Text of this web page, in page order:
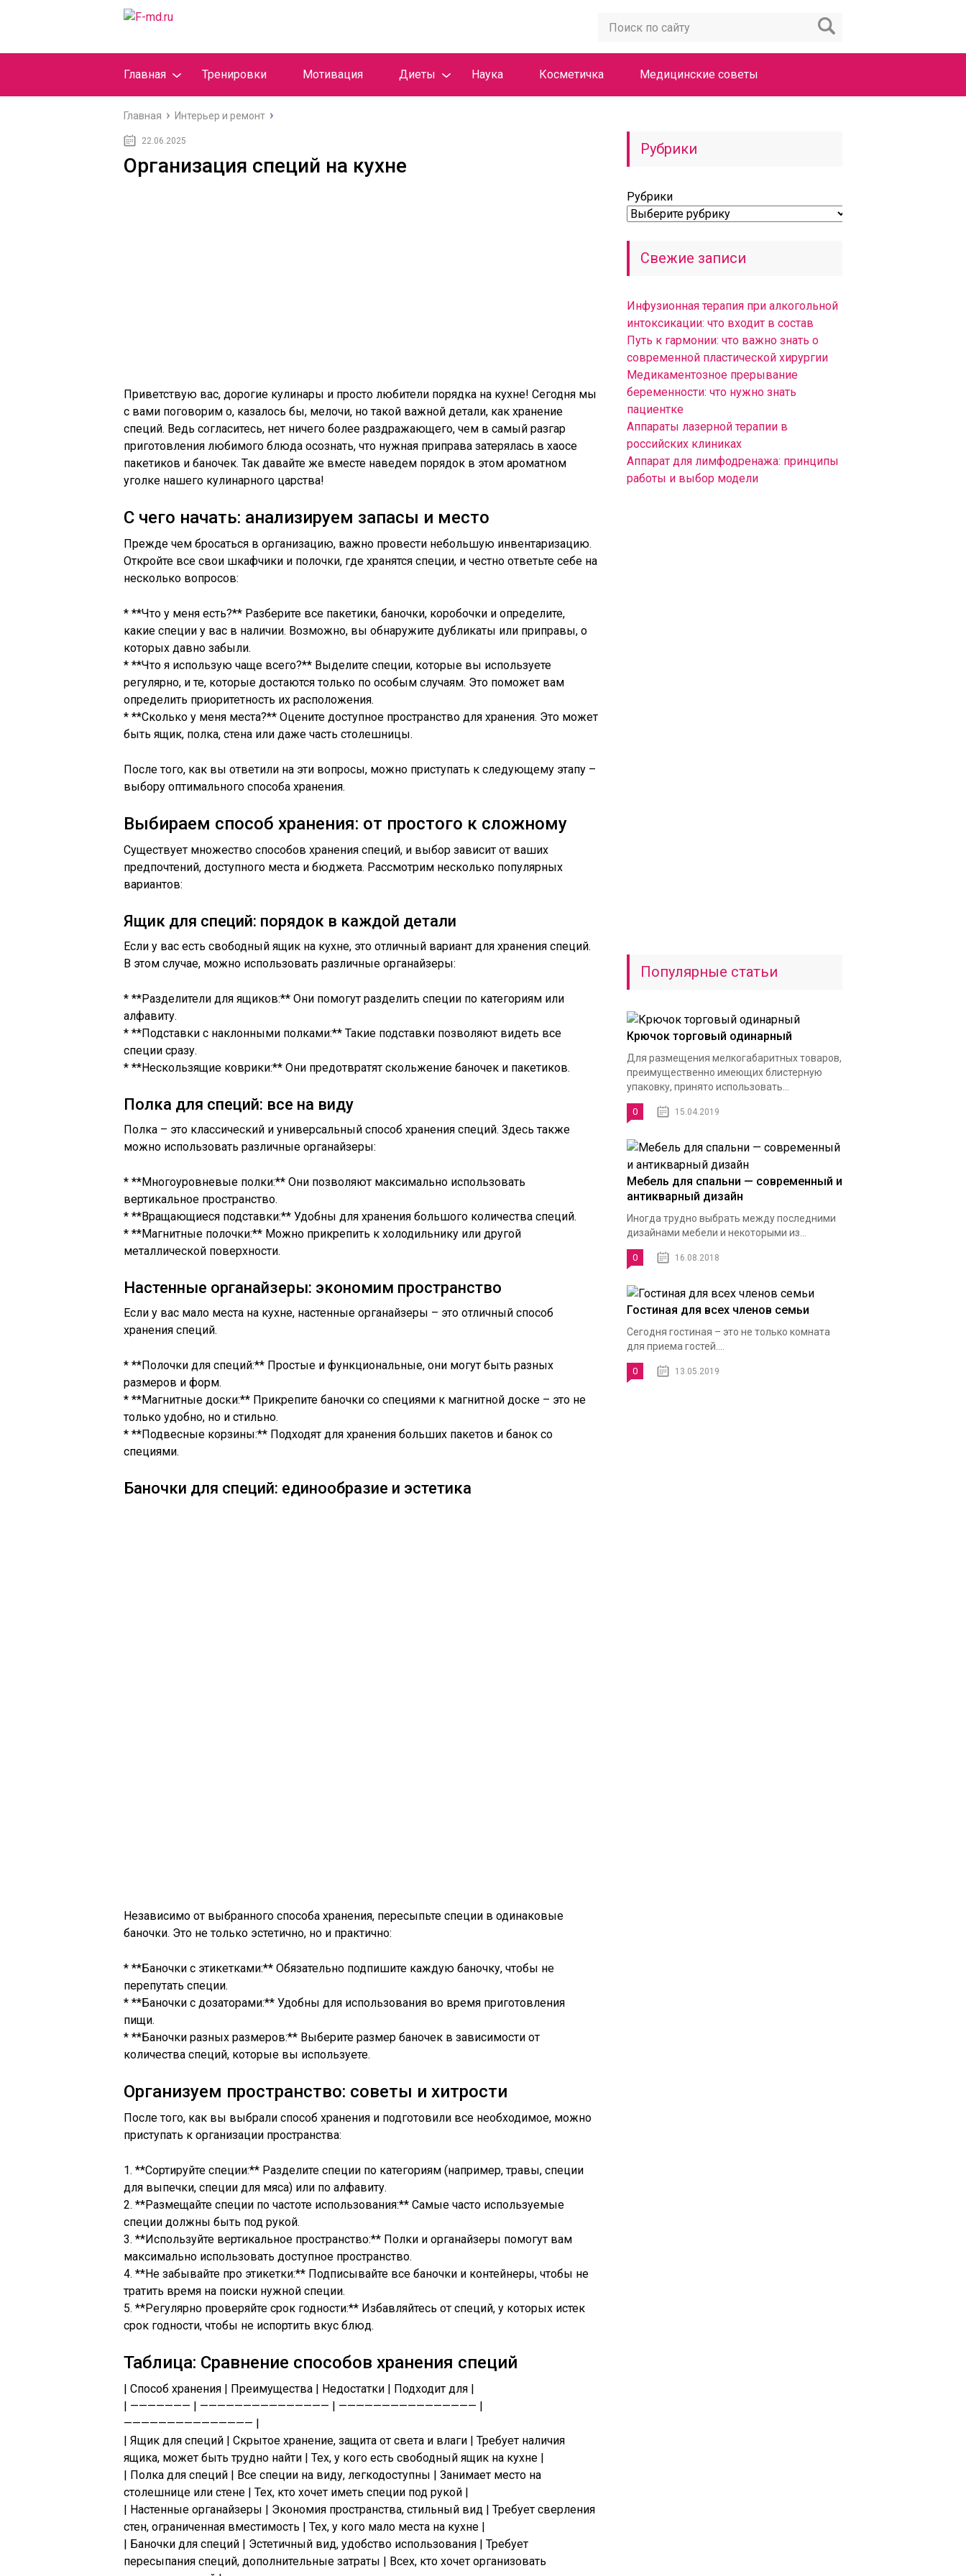
Главная Тренировки Мотивация Диеты Наука Косметичка Медицинские советы
Главная Интерьер и ремонт
22.06.2025
Организация специй на кухне
Приветствую вас, дорогие кулинары и просто любители порядка на кухне! Сегодня мы
с вами поговорим о, казалось бы, мелочи, но такой важной детали, как хранение
специй. Ведь согласитесь, нет ничего более раздражающего, чем в самый разгар
приготовления любимого блюда осознать, что нужная приправа затерялась в хаосе
пакетиков и баночек. Так давайте же вместе наведем порядок в этом ароматном
уголке нашего кулинарного царства!
С чего начать: анализируем запасы и место
Прежде чем бросаться в организацию, важно провести небольшую инвентаризацию.
Откройте все свои шкафчики и полочки, где хранятся специи, и честно ответьте себе на
несколько вопросов:
* **Что у меня есть?** Разберите все пакетики, баночки, коробочки и определите,
какие специи у вас в наличии. Возможно, вы обнаружите дубликаты или приправы, о
которых давно забыли.
* **Что я использую чаще всего?** Выделите специи, которые вы используете
регулярно, и те, которые достаются только по особым случаям. Это поможет вам
определить приоритетность их расположения.
* **Сколько у меня места?** Оцените доступное пространство для хранения. Это может
быть ящик, полка, стена или даже часть столешницы.
После того, как вы ответили на эти вопросы, можно приступать к следующему этапу –
выбору оптимального способа хранения.
Выбираем способ хранения: от простого к сложному
Существует множество способов хранения специй, и выбор зависит от ваших
предпочтений, доступного места и бюджета. Рассмотрим несколько популярных
вариантов:
Ящик для специй: порядок в каждой детали
Если у вас есть свободный ящик на кухне, это отличный вариант для хранения специй.
В этом случае, можно использовать различные органайзеры:
* **Разделители для ящиков:** Они помогут разделить специи по категориям или
алфавиту.
* **Подставки с наклонными полками:** Такие подставки позволяют видеть все
специи сразу.
* **Нескользящие коврики:** Они предотвратят скольжение баночек и пакетиков.
Полка для специй: все на виду
Полка – это классический и универсальный способ хранения специй. Здесь также
можно использовать различные органайзеры:
* **Многоуровневые полки:** Они позволяют максимально использовать
вертикальное пространство.
* **Вращающиеся подставки:** Удобны для хранения большого количества специй.
* **Магнитные полочки:** Можно прикрепить к холодильнику или другой
металлической поверхности.
Настенные органайзеры: экономим пространство
Если у вас мало места на кухне, настенные органайзеры – это отличный способ
хранения специй.
* **Полочки для специй:** Простые и функциональные, они могут быть разных
размеров и форм.
* **Магнитные доски:** Прикрепите баночки со специями к магнитной доске – это не
только удобно, но и стильно.
* **Подвесные корзины:** Подходят для хранения больших пакетов и банок со
специями.
Баночки для специй: единообразие и эстетика
Независимо от выбранного способа хранения, пересыпьте специи в одинаковые
баночки. Это не только эстетично, но и практично:
* **Баночки с этикетками:** Обязательно подпишите каждую баночку, чтобы не
перепутать специи.
* **Баночки с дозаторами:** Удобны для использования во время приготовления
пищи.
* **Баночки разных размеров:** Выберите размер баночек в зависимости от
количества специй, которые вы используете.
Организуем пространство: советы и хитрости
После того, как вы выбрали способ хранения и подготовили все необходимое, можно
приступать к организации пространства:
1. **Сортируйте специи:** Разделите специи по категориям (например, травы, специи
для выпечки, специи для мяса) или по алфавиту.
2. **Размещайте специи по частоте использования:** Самые часто используемые
специи должны быть под рукой.
3. **Используйте вертикальное пространство:** Полки и органайзеры помогут вам
максимально использовать доступное пространство.
4. **Не забывайте про этикетки:** Подписывайте все баночки и контейнеры, чтобы не
тратить время на поиски нужной специи.
5. **Регулярно проверяйте срок годности:** Избавляйтесь от специй, у которых истек
срок годности, чтобы не испортить вкус блюд.
Таблица: Сравнение способов хранения специй
| Способ хранения | Преимущества | Недостатки | Подходит для |
| ——————— | ——————————————— | ———————————————— |
——————————————— |
| Ящик для специй | Скрытое хранение, защита от света и влаги | Требует наличия
ящика, может быть трудно найти | Тех, у кого есть свободный ящик на кухне |
| Полка для специй | Все специи на виду, легкодоступны | Занимает место на
столешнице или стене | Тех, кто хочет иметь специи под рукой |
| Настенные органайзеры | Экономия пространства, стильный вид | Требует сверления
стен, ограниченная вместимость | Тех, у кого мало места на кухне |
| Баночки для специй | Эстетичный вид, удобство использования | Требует
пересыпания специй, дополнительные затраты | Всех, кто хочет организовать
Рубрики
Рубрики
Свежие записи
Инфузионная терапия при алкогольной
интоксикации: что входит в состав
Путь к гармонии: что важно знать о
современной пластической хирургии
Медикаментозное прерывание
беременности: что нужно знать
пациентке
Аппараты лазерной терапии в
российских клиниках
Аппарат для лимфодренажа: принципы
работы и выбор модели
Популярные статьи
Крючок торговый одинарный
Для размещения мелкогабаритных товаров,
преимущественно имеющих блистерную
упаковку, принято использовать...
0 15.04.2019
Мебель для спальни — современный и
антикварный дизайн
Иногда трудно выбрать между последними
дизайнами мебели и некоторыми из...
0 16.08.2018
Гостиная для всех членов семьи
Сегодня гостиная – это не только комната
для приема гостей....
0 13.05.2019